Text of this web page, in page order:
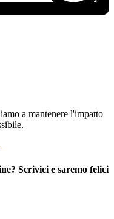
a mantenere l'impatto
Scrivici e saremo felici